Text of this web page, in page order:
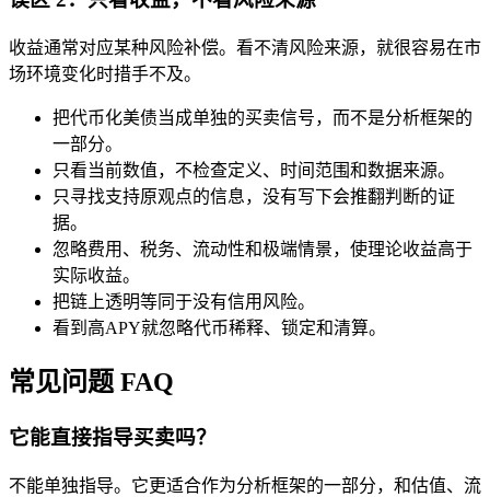
收益通常对应某种风险补偿。看不清风险来源，就很容易在市
场环境变化时措手不及。
把代币化美债当成单独的买卖信号，而不是分析框架的
一部分。
只看当前数值，不检查定义、时间范围和数据来源。
只寻找支持原观点的信息，没有写下会推翻判断的证
据。
忽略费用、税务、流动性和极端情景，使理论收益高于
实际收益。
把链上透明等同于没有信用风险。
看到高APY就忽略代币稀释、锁定和清算。
常见问题 FAQ
它能直接指导买卖吗？
不能单独指导。它更适合作为分析框架的一部分，和估值、流